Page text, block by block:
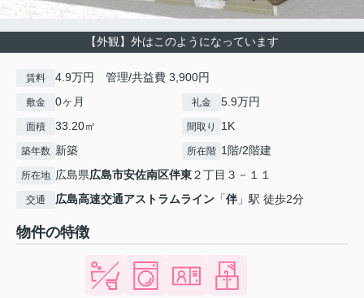
【外観】外はこのようになっています
賃料 4.9万円 管理/共益費 3,900円
敷金 0ヶ月 礼金 5.9万円
面積 33.20㎡ 間取り 1K
築年数 新築 所在階 1階/2階建
所在地 広島県広島市安佐南区伴東２丁目３－１１
交通 広島高速交通アストラムライン 「伴」駅 徒歩2分
物件の特徴